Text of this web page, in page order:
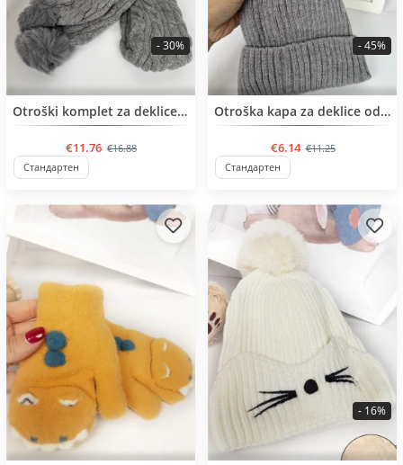
Otroški komplet za deklice od 2 do 4 leta
€11.76 €16.88
- 30%
Стандартен
BESTSELLEROtroška kapa za deklice od 2 do 4 leta
€6.14 €11.25
- 45%
Стандартен
- 16%